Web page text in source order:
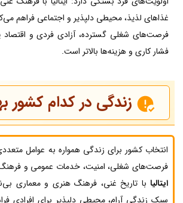
غذاهای لذیذ، محیطی دلپذیر و اجتماعی فراهم
فرصت‌های شغلی گسترده، آزادی فردی و اقتصاد
فشار کاری و هزینه‌ها بالاتر است.
زندگی در کدام کشور
انتخاب کشور برای زندگی همواره به عوامل
فرصت‌های شغلی، امنیت، خدمات عمومی و
ایتالیا با تاریخ غنی، فرهنگ هنری و معماری
سبک زندگی آرام، محیطی دلپذیر برای افرادی